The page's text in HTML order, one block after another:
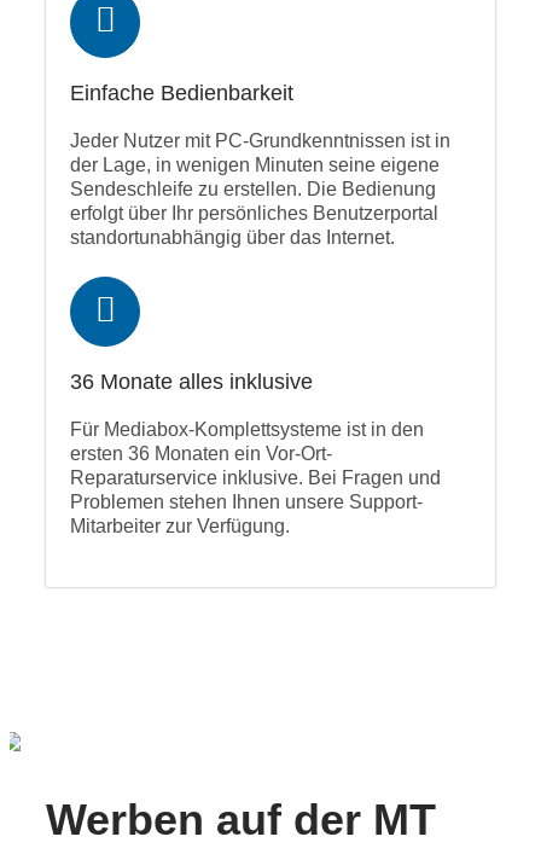
Einfache Bedienbarkeit
Jeder Nutzer mit PC-Grundkenntnissen ist in
der Lage, in wenigen Minuten seine eigene
Sendeschleife zu erstellen. Die Bedienung
erfolgt über Ihr persönliches Benutzerportal
standortunabhängig über das Internet.
36 Monate alles inklusive
Für Mediabox-Komplettsysteme ist in den
ersten 36 Monaten ein Vor-Ort-
Reparaturservice inklusive. Bei Fragen und
Problemen stehen Ihnen unsere Support-
Mitarbeiter zur Verfügung.
Werben auf der MT